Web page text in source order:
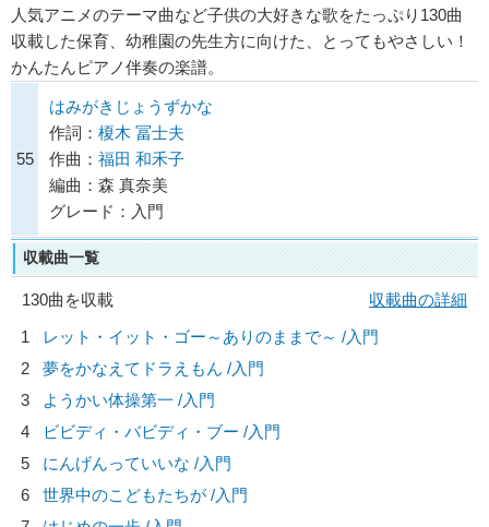
人気アニメのテーマ曲など子供の大好きな歌をたっぷり130曲
収載した保育、幼稚園の先生方に向けた、とってもやさしい！
かんたんピアノ伴奏の楽譜。
55
はみがきじょうずかな
作詞： 榎木 冨士夫
作曲： 福田 和禾子
編曲：森 真奈美
グレード：入門
収載曲一覧
130曲を収載
収載曲の詳細
1
レット・イット・ゴー～ありのままで～ /入門
2
夢をかなえてドラえもん /入門
3
ようかい体操第一 /入門
4
ビビディ・バビディ・ブー /入門
5
にんげんっていいな /入門
6
世界中のこどもたちが /入門